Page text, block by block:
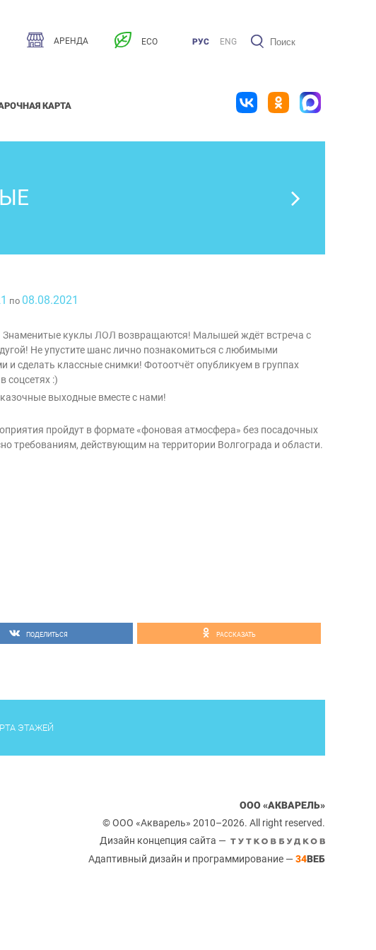
АРЕНДА ECO РУС ENG
КАРТА
по 08.08.2021
куклы ЛОЛ возвращаются! Малышей ждёт встреча с
Не упустите шанс лично познакомиться с любимыми
и сделать классные снимки! Фотоотчёт опубликуем в группах
соцсетях :)
выходные вместе с нами!
пройдут в формате «фоновая атмосфера» без посадочных
требованиям, действующим на территории Волгограда и области.
ПОДЕЛИТЬСЯ РАССКАЗАТЬ
ЭТАЖЕЙ
ООО «АКВАРЕЛЬ»
© ООО «Акварель» 2010–2026. All right reserved.
Дизайн концепция сайта —
Адаптивный дизайн и программирование — 34ВЕБ